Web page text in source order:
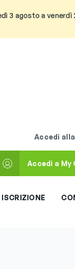
3 agosto a venerdì
Accedi alla
Accedi a My
ISCRIZIONE